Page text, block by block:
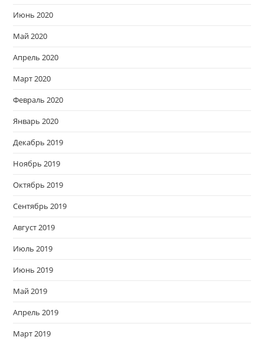
Июнь 2020
Май 2020
Апрель 2020
Март 2020
Февраль 2020
Январь 2020
Декабрь 2019
Ноябрь 2019
Октябрь 2019
Сентябрь 2019
Август 2019
Июль 2019
Июнь 2019
Май 2019
Апрель 2019
Март 2019